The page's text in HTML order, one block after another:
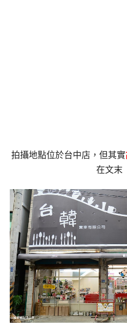
拍攝地點位於台中店，但其實
在文末